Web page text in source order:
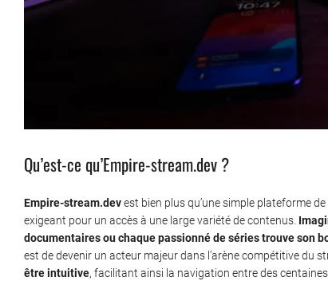
Qu’est-ce qu’Empire-stream.dev ?
Empire-stream.devest bien plus qu’une simple plateforme de
exigeant pour un accès à une large variété de contenus.
documentaires ou chaque passionné de séries trouve son
est de devenir un acteur majeur dans l’arène compétitive du
être intuitive, facilitant ainsi la navigation entre des